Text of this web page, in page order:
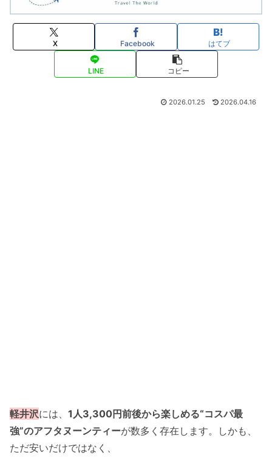
X Facebook はてブ
LINE コピー
2026.01.25 2026.04.16
軽井沢には、 1人3,300円前後から楽しめる“コスパ最
強”のアフタヌーンティーが数多く存在します。しかも、
ただ安いだけではなく、